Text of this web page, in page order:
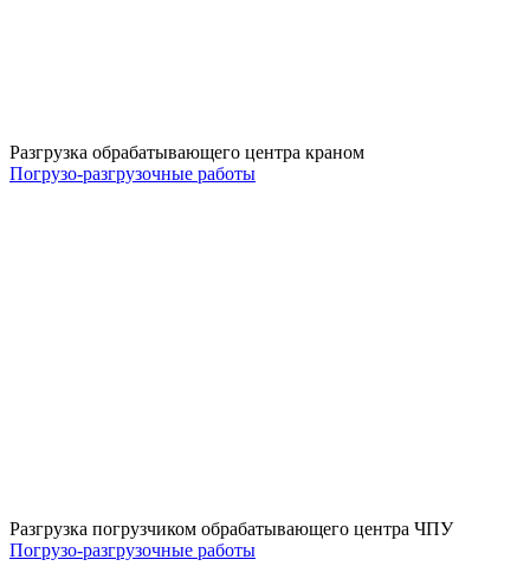
Разгрузка обрабатывающего центра краном
Погрузо-разгрузочные работы
Разгрузка погрузчиком обрабатывающего центра ЧПУ
Погрузо-разгрузочные работы